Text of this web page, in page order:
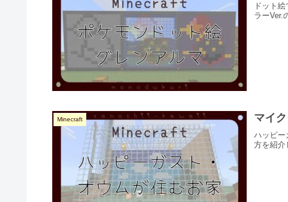
ドット
ラーVer.
Minecraft マイ
ハッピー
方を紹介